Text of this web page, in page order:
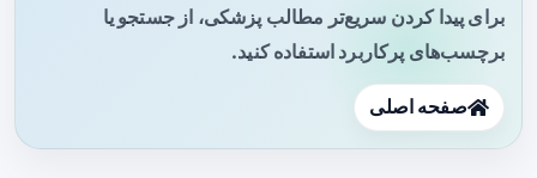
برای پیدا کردن سریع‌تر مطالب پزشکی، از جستجو یا
برچسب‌های پرکاربرد استفاده کنید.
صفحه اصلی